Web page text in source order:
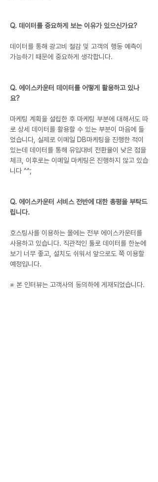
Q. 데이터를 중요하게 보는 이유가 있으신가요?
데이터를 통해 광고비 절감 및 고객의 행동 예측이
가능하기 때문에 중요하게 생각합니다.
Q. 에이스카운터 데이터를 어떻게 활용하고 있나
요?
마케팅 계획을 설립한 후 마케팅 부분에 대해서도 따
로 상세 데이터를 활용할 수 있는 부분이 마음에 들
었습니다, 실제로 이메일 DB마케팅을 진행한 적이
있는데 데이터를 통해 유입대비 전환율이 낮은 점을
체크, 이후로는 이메일 마케팅은 진행하지 않고 있습
니다 ^^;
Q. 에이스카운터 서비스 전반에 대한 총평을 부탁드
립니다.
호스팅사를 이용하는 몰에는 전부 에이스카운터를
사용하고 있습니다. 직관적인 툴로 데이터를 한눈에
보기 너무 좋고, 설치도 쉬워서 앞으로도 쭉 이용할
예정입니다.
※ 본 인터뷰는 고객사의 동의하에 게재되었습니다.